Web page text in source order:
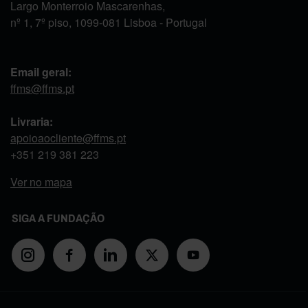
Largo Monterroio Mascarenhas,
nº 1, 7º piso, 1099-081 Lisboa - Portugal
Email geral:
ffms@ffms.pt
Livraria:
apoioaocliente@ffms.pt
+351 219 381 223
Ver no mapa
SIGA A FUNDAÇÃO